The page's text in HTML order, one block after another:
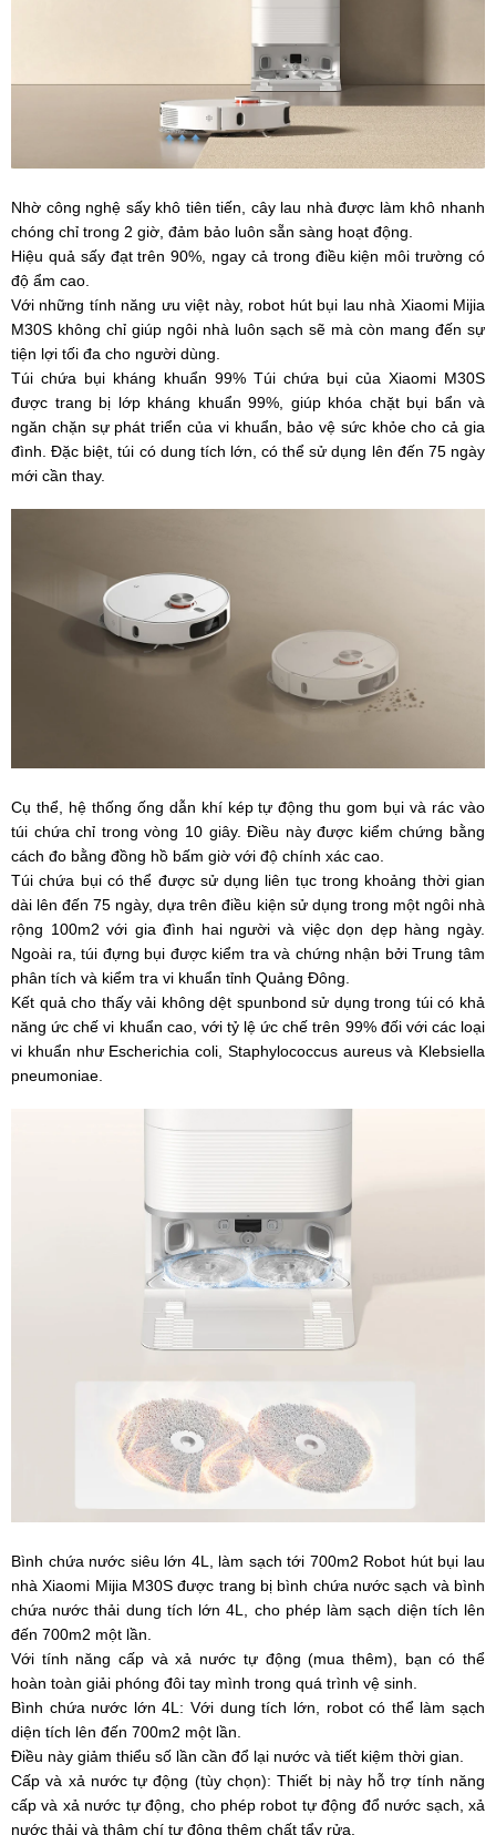
Nhờ công nghệ sấy khô tiên tiến, cây lau nhà được làm khô nhanh
chóng chỉ trong 2 giờ, đảm bảo luôn sẵn sàng hoạt động.
Hiệu quả sấy đạt trên 90%, ngay cả trong điều kiện môi trường có
độ ẩm cao.
Với những tính năng ưu việt này, robot hút bụi lau nhà Xiaomi Mijia
M30S không chỉ giúp ngôi nhà luôn sạch sẽ mà còn mang đến sự
tiện lợi tối đa cho người dùng.
Túi chứa bụi kháng khuẩn 99% Túi chứa bụi của Xiaomi M30S
được trang bị lớp kháng khuẩn 99%, giúp khóa chặt bụi bẩn và
ngăn chặn sự phát triển của vi khuẩn, bảo vệ sức khỏe cho cả gia
đình. Đặc biệt, túi có dung tích lớn, có thể sử dụng lên đến 75 ngày
mới cần thay.
Cụ thể, hệ thống ống dẫn khí kép tự động thu gom bụi và rác vào
túi chứa chỉ trong vòng 10 giây. Điều này được kiểm chứng bằng
cách đo bằng đồng hồ bấm giờ với độ chính xác cao.
Túi chứa bụi có thể được sử dụng liên tục trong khoảng thời gian
dài lên đến 75 ngày, dựa trên điều kiện sử dụng trong một ngôi nhà
rộng 100m2 với gia đình hai người và việc dọn dẹp hàng ngày.
Ngoài ra, túi đựng bụi được kiểm tra và chứng nhận bởi Trung tâm
phân tích và kiểm tra vi khuẩn tỉnh Quảng Đông.
Kết quả cho thấy vải không dệt spunbond sử dụng trong túi có khả
năng ức chế vi khuẩn cao, với tỷ lệ ức chế trên 99% đối với các loại
vi khuẩn như Escherichia coli, Staphylococcus aureus và Klebsiella
pneumoniae.
Bình chứa nước siêu lớn 4L, làm sạch tới 700m2 Robot hút bụi lau
nhà Xiaomi Mijia M30S được trang bị bình chứa nước sạch và bình
chứa nước thải dung tích lớn 4L, cho phép làm sạch diện tích lên
đến 700m2 một lần.
Với tính năng cấp và xả nước tự động (mua thêm), bạn có thể
hoàn toàn giải phóng đôi tay mình trong quá trình vệ sinh.
Bình chứa nước lớn 4L: Với dung tích lớn, robot có thể làm sạch
diện tích lên đến 700m2 một lần.
Điều này giảm thiểu số lần cần đổ lại nước và tiết kiệm thời gian.
Cấp và xả nước tự động (tùy chọn): Thiết bị này hỗ trợ tính năng
cấp và xả nước tự động, cho phép robot tự động đổ nước sạch, xả
nước thải và thậm chí tự động thêm chất tẩy rửa.